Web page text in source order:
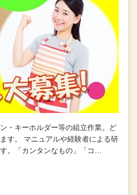
・キーホルダー等の組立作業。ど
す。 マニュアルや経験者による研
。「カンタンなもの」「コ…